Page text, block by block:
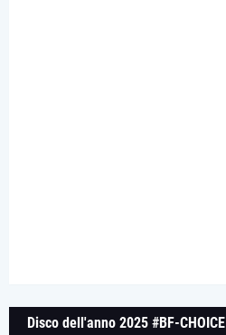
Disco dell'anno 2025 #BF-CHOICE